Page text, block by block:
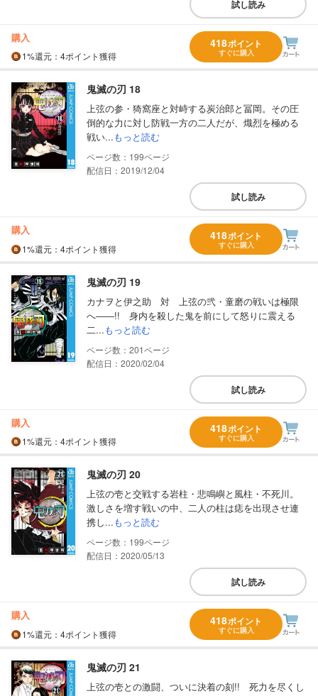
試し読み
購入
1%還元 ：4ポイント獲得
418ポイント
すぐに購入
鬼滅の刃 18
上弦の参・猗窩座と対峙する炭治郎と冨岡。その圧
倒的な力に対し防戦一方の二人だが、熾烈を極める
戦い...もっと読む
199
配信日：2019/12/04
試し読み
購入
1%還元 ：4ポイント獲得
418ポイント
すぐに購入
鬼滅の刃 19
カナヲと伊之助 対 上弦の弐・童磨の戦いは極限
へ――!! 身内を殺した鬼を前にして怒りに震える
二...もっと読む
201
配信日：2020/02/04
試し読み
購入
1%還元 ：4ポイント獲得
418ポイント
すぐに購入
鬼滅の刃 20
上弦の壱と交戦する岩柱・悲鳴嶼と風柱・不死川。
激しさを増す戦いの中、二人の柱は痣を出現させ連
携し...もっと読む
199
配信日：2020/05/13
試し読み
購入
1%還元 ：4ポイント獲得
418ポイント
すぐに購入
鬼滅の刃 21
上弦の壱との激闘、ついに決着の刻!! 死力を尽くし